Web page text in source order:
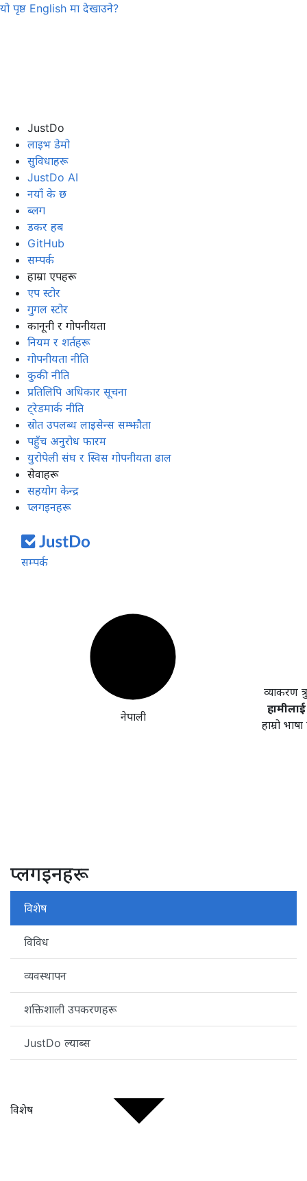
यो पृष्ठ English मा देखाउने?
JustDo
लाइभ डेमो
सुविधाहरू
JustDo AI
नयाँ के छ
ब्लग
डकर हब
GitHub
सम्पर्क
हाम्रा एपहरू
एप स्टोर
गुगल स्टोर
कानूनी र गोपनीयता
नियम र शर्तहरू
गोपनीयता नीति
कुकी नीति
प्रतिलिपि अधिकार सूचना
ट्रेडमार्क नीति
स्रोत उपलब्ध लाइसेन्स सम्झौता
पहुँच अनुरोध फारम
युरोपेली संघ र स्विस गोपनीयता ढाल
सेवाहरू
सहयोग केन्द्र
प्लगइनहरू
सम्पर्क
नेपाली
व्याकरण
हाम्रो
प्लगइनहरू
विशेष
विविध
व्यवस्थापन
शक्तिशाली उपकरणहरू
JustDo ल्याब्स
विशेष